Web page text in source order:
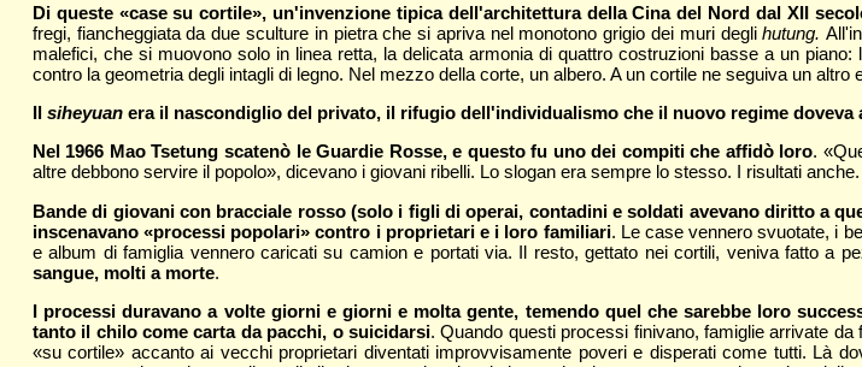
Di queste «case su cortile», un'invenzione tipica dell'architettura della Cina del Nord dal XII
fregi, fiancheggiata da due sculture in pietra che si apriva nel monotono grigio dei muri deglihutung.
malefici, che si muovono solo in linea retta, la delicata armonia di quattro costruzioni basse a un
contro la geometria degli intagli di legno. Nel mezzo della corte, un albero. A un cortile ne seguiva un
Ilsiheyuan era il nascondiglio del privato, il rifugio dell'individualismo che il nuovo regime doveva
Nel 1966 Mao Tsetung scatenò le Guardie Rosse, e questo fu uno dei compiti che affidò loro.
altre debbono servire il popolo», dicevano i giovani ribelli. Lo slogan era sempre lo stesso. I risultati anche.
Bande di giovani con bracciale rosso (solo i figli di operai, contadini e soldati avevano diritto a
inscenavano «processi popolari» contro i proprietari e i loro familiari. Le case vennero svuotate, i
e album di famiglia vennero caricati su camion e portati via. Il resto, gettato nei cortili, veniva fatto a
sangue, molti a morte.
I processi duravano a volte giorni e giorni e molta gente, temendo quel che sarebbe loro
tanto il chilo come carta da pacchi, o suicidarsi. Quando questi processi finivano, famiglie arrivate
«su cortile» accanto ai vecchi proprietari diventati improvvisamente poveri e disperati come tutti. Là